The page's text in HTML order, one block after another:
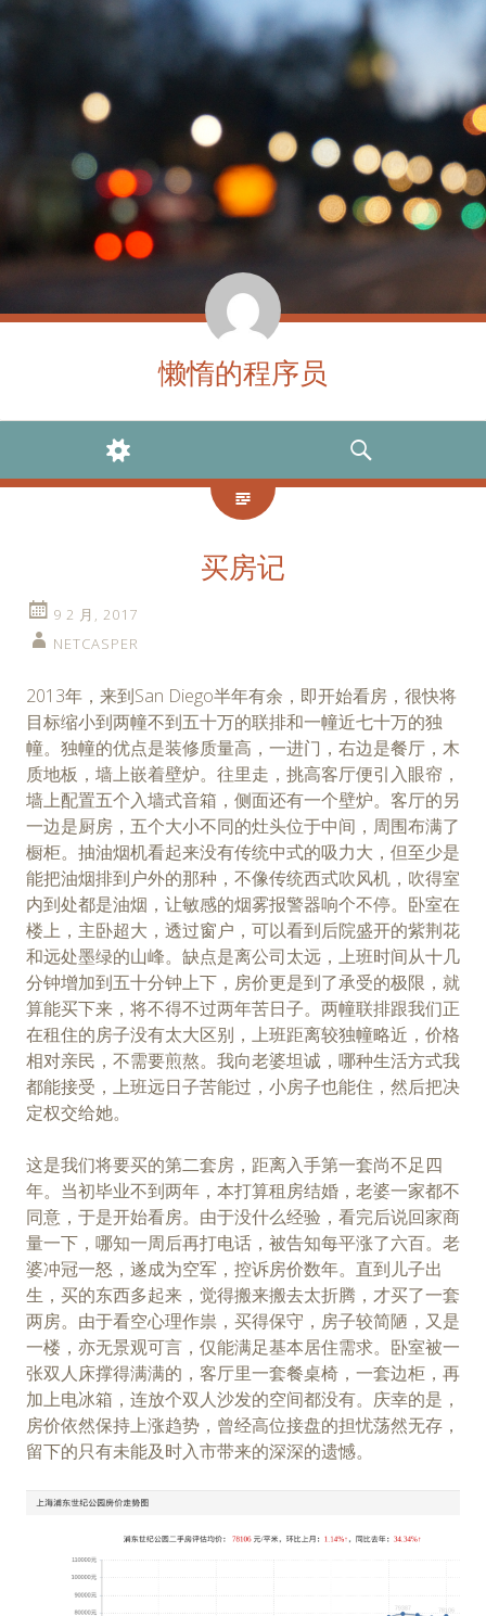
懒惰的程序员
WIDGETS
SEARCH
买房记
9 2 月, 2017
NETCASPER
2013年，来到San Diego半年有余，即开始看房，很快将
目标缩小到两幢不到五十万的联排和一幢近七十万的独
幢。独幢的优点是装修质量高，一进门，右边是餐厅，木
质地板，墙上嵌着壁炉。往里走，挑高客厅便引入眼帘，
墙上配置五个入墙式音箱，侧面还有一个壁炉。客厅的另
一边是厨房，五个大小不同的灶头位于中间，周围布满了
橱柜。抽油烟机看起来没有传统中式的吸力大，但至少是
能把油烟排到户外的那种，不像传统西式吹风机，吹得室
内到处都是油烟，让敏感的烟雾报警器响个不停。卧室在
楼上，主卧超大，透过窗户，可以看到后院盛开的紫荆花
和远处墨绿的山峰。缺点是离公司太远，上班时间从十几
分钟增加到五十分钟上下，房价更是到了承受的极限，就
算能买下来，将不得不过两年苦日子。两幢联排跟我们正
在租住的房子没有太大区别，上班距离较独幢略近，价格
相对亲民，不需要煎熬。我向老婆坦诚，哪种生活方式我
都能接受，上班远日子苦能过，小房子也能住，然后把决
定权交给她。
这是我们将要买的第二套房，距离入手第一套尚不足四
年。当初毕业不到两年，本打算租房结婚，老婆一家都不
同意，于是开始看房。由于没什么经验，看完后说回家商
量一下，哪知一周后再打电话，被告知每平涨了六百。老
婆冲冠一怒，遂成为空军，控诉房价数年。直到儿子出
生，买的东西多起来，觉得搬来搬去太折腾，才买了一套
两房。由于看空心理作祟，买得保守，房子较简陋，又是
一楼，亦无景观可言，仅能满足基本居住需求。卧室被一
张双人床撑得满满的，客厅里一套餐桌椅，一套边柜，再
加上电冰箱，连放个双人沙发的空间都没有。庆幸的是，
房价依然保持上涨趋势，曾经高位接盘的担忧荡然无存，
留下的只有未能及时入市带来的深深的遗憾。